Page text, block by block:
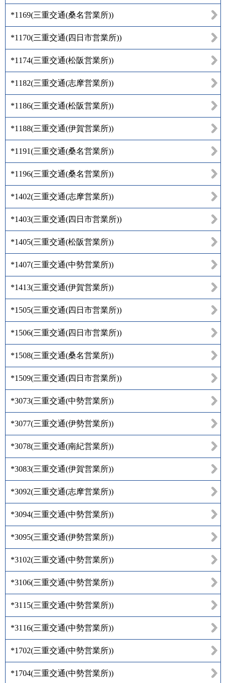
*1169(三重交通(桑名営業所))
*1170(三重交通(四日市営業所))
*1174(三重交通(松阪営業所))
*1182(三重交通(志摩営業所))
*1186(三重交通(松阪営業所))
*1188(三重交通(伊賀営業所))
*1191(三重交通(桑名営業所))
*1196(三重交通(桑名営業所))
*1402(三重交通(志摩営業所))
*1403(三重交通(四日市営業所))
*1405(三重交通(松阪営業所))
*1407(三重交通(中勢営業所))
*1413(三重交通(伊賀営業所))
*1505(三重交通(四日市営業所))
*1506(三重交通(四日市営業所))
*1508(三重交通(桑名営業所))
*1509(三重交通(四日市営業所))
*3073(三重交通(中勢営業所))
*3077(三重交通(伊勢営業所))
*3078(三重交通(南紀営業所))
*3083(三重交通(伊賀営業所))
*3092(三重交通(志摩営業所))
*3094(三重交通(中勢営業所))
*3095(三重交通(伊勢営業所))
*3102(三重交通(中勢営業所))
*3106(三重交通(中勢営業所))
*3115(三重交通(中勢営業所))
*3116(三重交通(中勢営業所))
*1702(三重交通(中勢営業所))
*1704(三重交通(中勢営業所))